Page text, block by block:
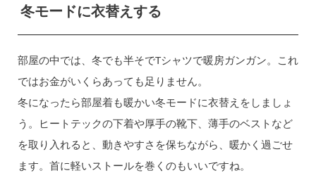
冬モードに衣替えする
部屋の中では、冬でも半そでTシャツで暖房ガンガン。これ
ではお金がいくらあっても足りません。
冬になったら部屋着も暖かい冬モードに衣替えをしましょ
う。ヒートテックの下着や厚手の靴下、薄手のベストなど
を取り入れると、動きやすさを保ちながら、暖かく過ごせ
ます。首に軽いストールを巻くのもいいですね。